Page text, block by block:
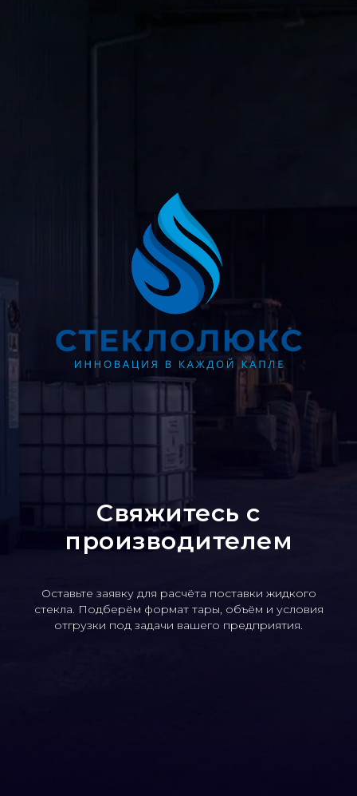
Свяжитесь с
производителем
Оставьте заявку для расчёта поставки жидкого
стекла. Подберём формат тары, объём и условия
отгрузки под задачи вашего предприятия.